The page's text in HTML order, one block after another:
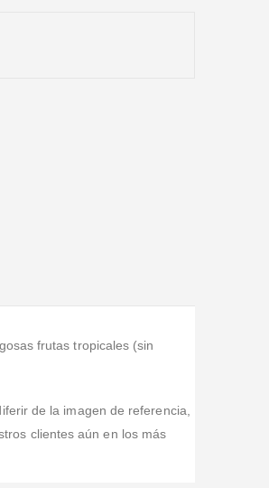
frutas tropicales (sin
de la imagen de referencia,
clientes aún en los más